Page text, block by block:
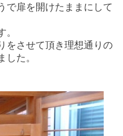
で扉を開けたままにして
。
をさせて頂き理想通りの
した。